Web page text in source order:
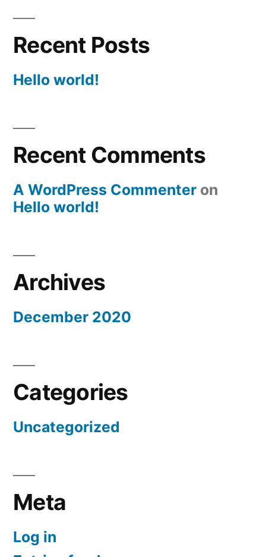
Recent Posts
Hello world!
Recent Comments
A WordPress Commenter on
Hello world!
Archives
December 2020
Categories
Uncategorized
Meta
Log in